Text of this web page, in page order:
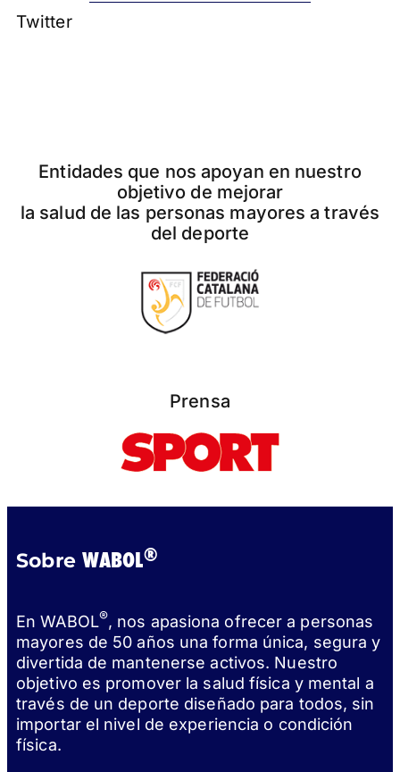
Twitter
Entidades que nos apoyan en nuestro
objetivo de mejorar
la salud de las personas mayores a través
del deporte
Prensa
Sobre WABOL®
En WABOL®, nos apasiona ofrecer a personas
mayores de 50 años una forma única, segura y
divertida de mantenerse activos. Nuestro
objetivo es promover la salud física y mental a
través de un deporte diseñado para todos, sin
importar el nivel de experiencia o condición
física.